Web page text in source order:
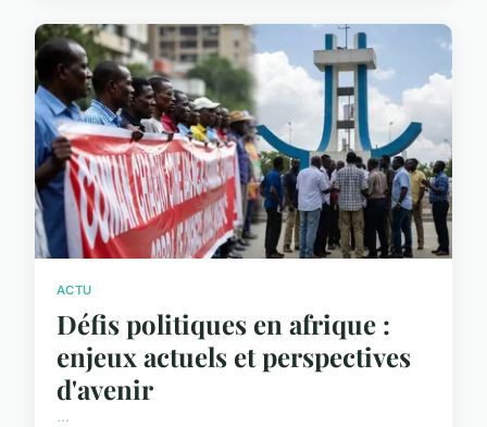
ACTU
Défis politiques en afrique :
enjeux actuels et perspectives
d'avenir
...